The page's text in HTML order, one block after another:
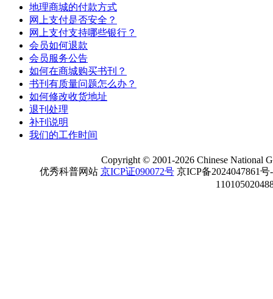
地理商城的付款方式
网上支付是否安全？
网上支付支持哪些银行？
会员如何退款
会员服务公告
如何在商城购买书刊？
书刊有质量问题怎么办？
如何修改收货地址
退刊处理
补刊说明
我们的工作时间
Copyright ©2001-2026 Chinese National
优秀科普网站 京ICP证090072号京ICP备2024047861